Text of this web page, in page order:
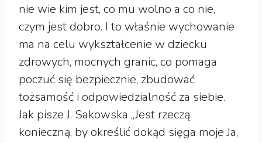
nie wie kim jest, co mu wolno a co nie,
czym jest dobro. I to właśnie wychowanie
ma na celu wykształcenie w dziecku
zdrowych, mocnych granic, co pomaga
poczuć się bezpiecznie, zbudować
tożsamość i odpowiedzialność za siebie.
Jak pisze J. Sakowska „Jest rzeczą
konieczną, by określić dokąd sięga moje Ja,